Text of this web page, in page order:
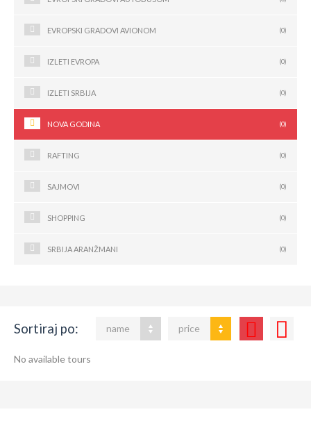
EVROPSKI GRADOVI AVIONOM (0)
IZLETI EVROPA (0)
IZLETI SRBIJA (0)
NOVA GODINA (0)
RAFTING (0)
SAJMOVI (0)
SHOPPING (0)
SRBIJA ARANŽMANI (0)
Sortiraj po: name price
No available tours